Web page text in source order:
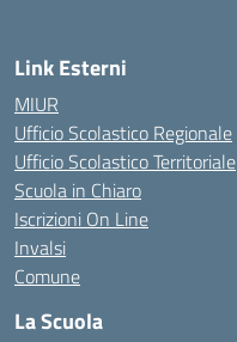
Link Esterni
MIUR
Ufficio Scolastico Regionale
Ufficio Scolastico Territoriale
Scuola in Chiaro
Iscrizioni On Line
Invalsi
Comune
La Scuola